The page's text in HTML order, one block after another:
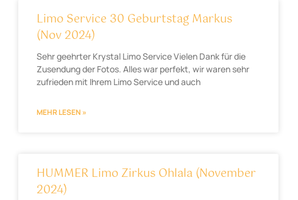
Limo Service 30 Geburtstag Markus
(Nov 2024)
Sehr geehrter Krystal Limo Service Vielen Dank für die
Zusendung der Fotos. Alles war perfekt, wir waren sehr
zufrieden mit Ihrem Limo Service und auch
MEHR LESEN »
HUMMER Limo Zirkus Ohlala (November
2024)